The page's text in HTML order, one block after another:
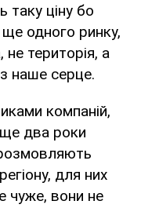
ціну бо
ще одного ринку,
територія, а
наше серце.
компаній,
ще два роки
для них
чуже, вони не